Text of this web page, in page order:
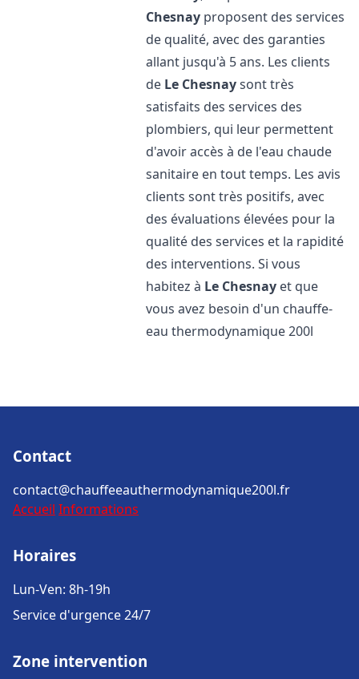
Chesnay proposent des services
de qualité, avec des garanties
allant jusqu'à 5 ans. Les clients
de Le Chesnaysont très
satisfaits des services des
plombiers, qui leur permettent
d'avoir accès à de l'eau chaude
sanitaire en tout temps. Les avis
clients sont très positifs, avec
des évaluations élevées pour la
qualité des services et la rapidité
des interventions. Si vous
habitez à Le Chesnay et que
vous avez besoin d'un chauffe-
eau thermodynamique 200l
Contact
contact@chauffeeauthermodynamique200l.fr
Accueil Informations
Horaires
Lun-Ven: 8h-19h
Service d'urgence 24/7
Zone intervention